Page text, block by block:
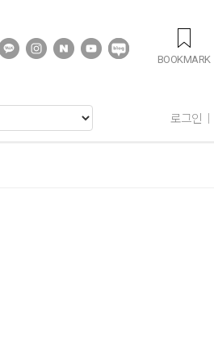
BOOKMARK
로그인